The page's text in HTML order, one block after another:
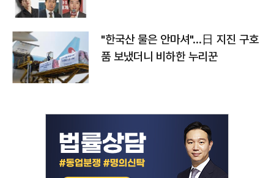
"한국산 물은 안마셔"…日 지진 구호
품 보냈더니 비하한 누리꾼